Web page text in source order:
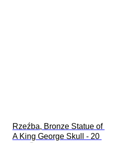
Rzeźba, Bronze Statue of
A King George Skull - 20